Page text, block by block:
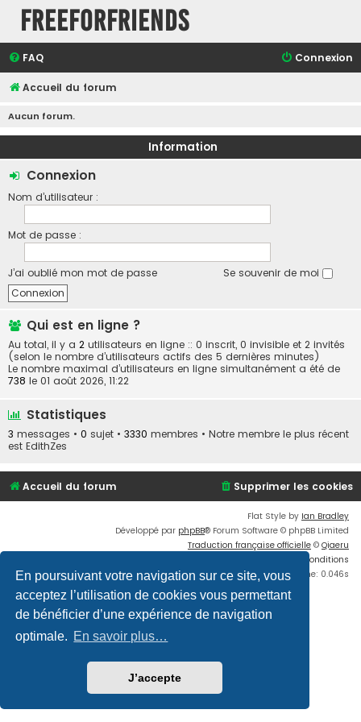
En poursuivant votre navigation sur ce site, vous
acceptez l’utilisation de cookies vous permettant
de bénéficier d’une expérience de navigation
optimale. En savoir plus…
J’accepte
FreeForFriends
FAQ Connexion
Accueil du forum
Aucun forum.
Information
Connexion
Nom d’utilisateur :
Mot de passe :
J’ai oublié mon mot de passe Se souvenir de moi
Qui est en ligne ?
Au total, il y a 2 utilisateurs en ligne :: 0 inscrit, 0 invisible et 2 invités
(selon le nombre d’utilisateurs actifs des 5 dernières minutes)
Le nombre maximal d’utilisateurs en ligne simultanément a été de
738 le 01 août 2026, 11:22
Statistiques
3 messages • 0 sujet • 3330 membres • Notre membre le plus récent
est EdithZes
Accueil du forum Supprimer les cookies
Flat Style by Ian Bradley
Développé par phpBB® Forum Software © phpBB Limited
Traduction française officielle © Qiaeru
Conditions
Time: 0.046s